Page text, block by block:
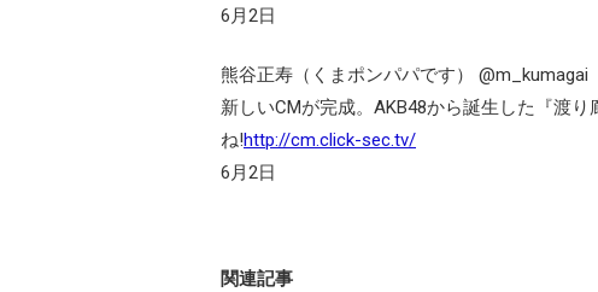
6月2日
熊谷正寿（くまポンパパです） ‏@m_kumagai
新しいCMが完成。AKB48から誕生した『渡
ね!http://cm.click-sec.tv/
6月2日
関連記事